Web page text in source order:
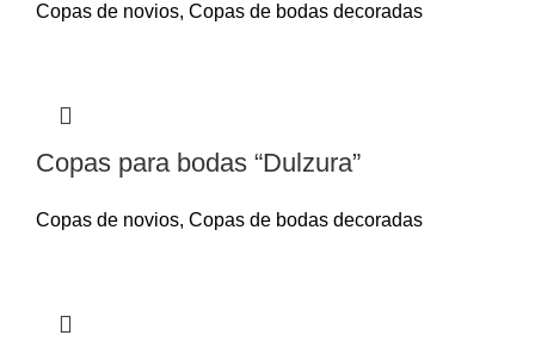
Copas de novios, Copas de bodas decoradas
Copas para bodas “Dulzura”
Copas de novios, Copas de bodas decoradas